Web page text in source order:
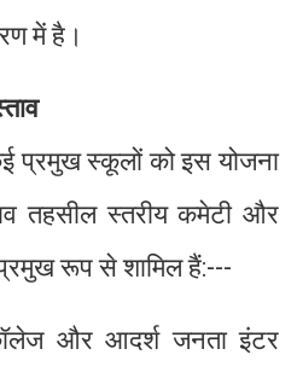
में है।
प्रमुख स्कूलों को इस योजना
तहसील स्तरीय कमेटी और
रूप से शामिल हैं:---
और आदर्श जनता इंटर